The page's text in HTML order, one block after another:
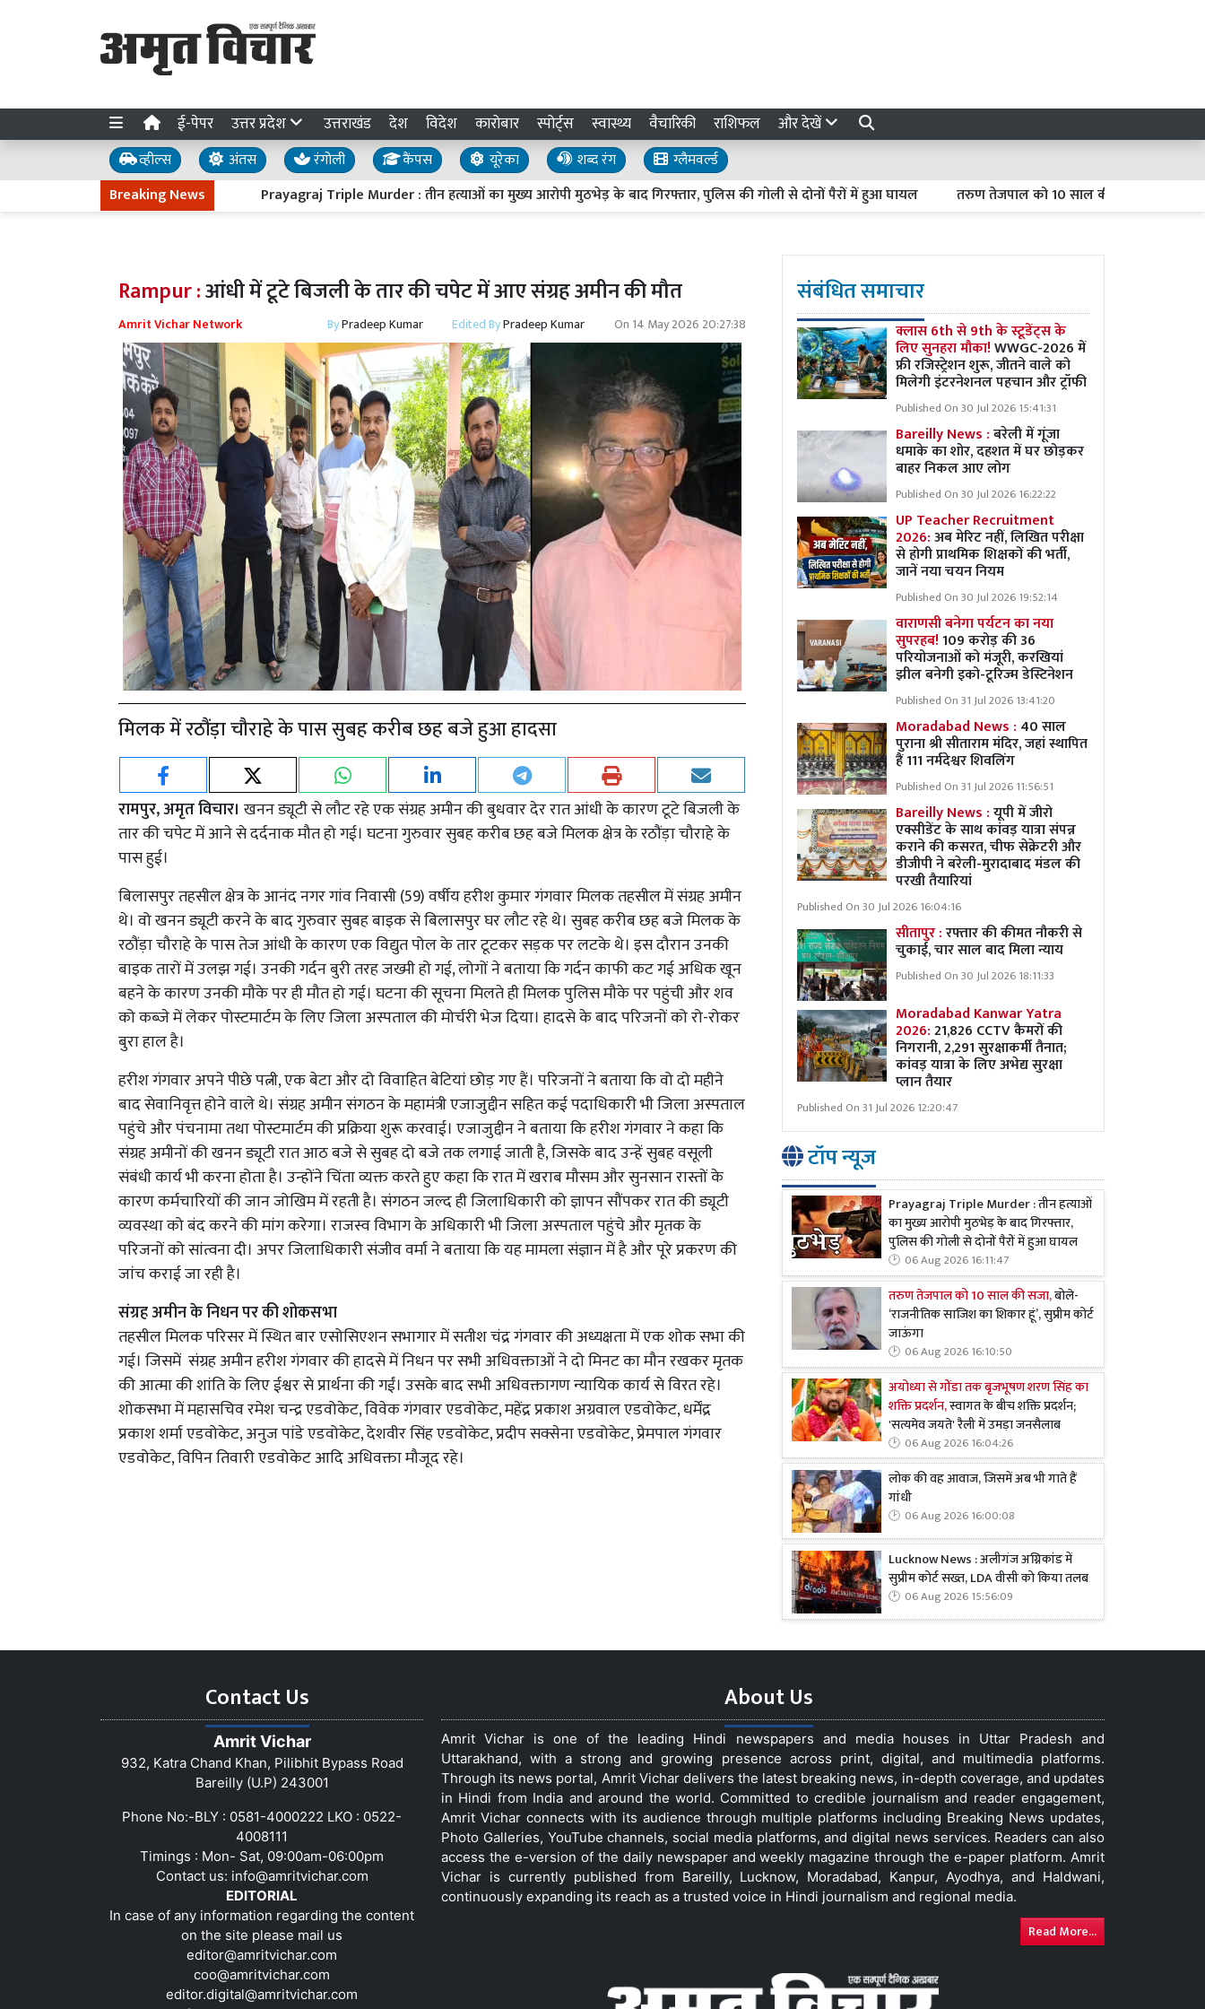
ई-पेपर उत्तर प्रदेश उत्तराखंड देश विदेश कारोबार स्पोर्ट्स स्वास्थ्य वैचारिकी राशिफल और देखें
व्हील्स अंतस रंगोली कैंपस यूरेका शब्द रंग
ग्लैमवर्ल्ड
Breaking News
Prayagraj Triple Murder : तीन हत्याओं का मुख्य आरोपी मुठभेड़ के बाद गिरफ्तार, पुलिस की गोली से दोनों पैरों में हुआ घायल तरुण तेजपाल को 10 साल की सजा, बोले- ‘राजनीतिक
Rampur :आंधी में टूटे बिजली के तार की चपेट में आए संग्रह अमीन की मौत
Amrit Vichar Network ByPradeep Kumar Edited ByPradeep Kumar On 14 May 2026 20:27:38
मिलक में रठौंड़ा चौराहे के पास सुबह करीब छह बजे हुआ हादसा
रामपुर, अमृत विचार। खनन ड्यूटी से लौट रहे एक संग्रह अमीन की बुधवार देर रात आंधी के कारण टूटे बिजली के
तार की चपेट में आने से दर्दनाक मौत हो गई। घटना गुरुवार सुबह करीब छह बजे मिलक क्षेत्र के रठौंड़ा चौराहे के
पास हुई।
बिलासपुर तहसील क्षेत्र के आनंद नगर गांव निवासी (59) वर्षीय हरीश कुमार गंगवार मिलक तहसील में संग्रह अमीन
थे। वो खनन ड्यूटी करने के बाद गुरुवार सुबह बाइक से बिलासपुर घर लौट रहे थे। सुबह करीब छह बजे मिलक के
रठौंड़ा चौराहे के पास तेज आंधी के कारण एक विद्युत पोल के तार टूटकर सड़क पर लटके थे। इस दौरान उनकी
बाइक तारों में उलझ गई। उनकी गर्दन बुरी तरह जख्मी हो गई, लोगों ने बताया कि गर्दन काफी कट गई अधिक खून
बहने के कारण उनकी मौके पर ही मौत हो गई। घटना की सूचना मिलते ही मिलक पुलिस मौके पर पहुंची और शव
को कब्जे में लेकर पोस्टमार्टम के लिए जिला अस्पताल की मोर्चरी भेज दिया। हादसे के बाद परिजनों को रो-रोकर
बुरा हाल है।
हरीश गंगवार अपने पीछे पत्नी, एक बेटा और दो विवाहित बेटियां छोड़ गए हैं। परिजनों ने बताया कि वो दो महीने
बाद सेवानिवृत्त होने वाले थे। संग्रह अमीन संगठन के महामंत्री एजाजुद्दीन सहित कई पदाधिकारी भी जिला अस्पताल
पहुंचे और पंचनामा तथा पोस्टमार्टम की प्रक्रिया शुरू करवाई। एजाजुद्दीन ने बताया कि हरीश गंगवार ने कहा कि
संग्रह अमीनों की खनन ड्यूटी रात आठ बजे से सुबह दो बजे तक लगाई जाती है, जिसके बाद उन्हें सुबह वसूली
संबंधी कार्य भी करना होता है। उन्होंने चिंता व्यक्त करते हुए कहा कि रात में खराब मौसम और सुनसान रास्तों के
कारण कर्मचारियों की जान जोखिम में रहती है। संगठन जल्द ही जिलाधिकारी को ज्ञापन सौंपकर रात की ड्यूटी
व्यवस्था को बंद करने की मांग करेगा। राजस्व विभाग के अधिकारी भी जिला अस्पताल पहुंचे और मृतक के
परिजनों को सांत्वना दी। अपर जिलाधिकारी संजीव वर्मा ने बताया कि यह मामला संज्ञान में है और पूरे प्रकरण की
जांच कराई जा रही है।
संग्रह अमीन के निधन पर की शोकसभा
तहसील मिलक परिसर में स्थित बार एसोसिएशन सभागार में सतीश चंद्र गंगवार की अध्यक्षता में एक शोक सभा की
गई। जिसमें संग्रह अमीन हरीश गंगवार की हादसे में निधन पर सभी अधिवक्ताओं ने दो मिनट का मौन रखकर मृतक
की आत्मा की शांति के लिए ईश्वर से प्रार्थना की गईं। उसके बाद सभी अधिवक्तागण न्यायिक कार्य से विरत रहे।
शोकसभा में महासचिव रमेश चन्द्र एडवोकेट, विवेक गंगवार एडवोकेट, महेंद्र प्रकाश अग्रवाल एडवोकेट, धर्मेंद्र
प्रकाश शर्मा एडवोकेट, अनुज पांडे एडवोकेट, देशवीर सिंह एडवोकेट, प्रदीप सक्सेना एडवोकेट, प्रेमपाल गंगवार
एडवोकेट, विपिन तिवारी एडवोकेट आदि अधिवक्ता मौजूद रहे।
संबंधित समाचार
क्लास 6th से 9th के स्टूडेंट्स के
लिए सुनहरा मौका!WWGC-2026 में
फ्री रजिस्ट्रेशन शुरू, जीतने वाले को
मिलेगी इंटरनेशनल पहचान और ट्रॉफी
Published On 30 Jul 2026 15:41:31
Bareilly News :बरेली में गूंजा
धमाके का शोर, दहशत में घर छोड़कर
बाहर निकल आए लोग
Published On 30 Jul 2026 16:22:22
UP Teacher Recruitment
2026:अब मेरिट नहीं, लिखित परीक्षा
से होगी प्राथमिक शिक्षकों की भर्ती,
जानें नया चयन नियम
Published On 30 Jul 2026 19:52:14
वाराणसी बनेगा पर्यटन का नया
सुपरहब!109 करोड़ की 36
परियोजनाओं को मंजूरी, करखियां
झील बनेगी इको-टूरिज्म डेस्टिनेशन
Published On 31 Jul 2026 13:41:20
Moradabad News : 40 साल
पुराना श्री सीताराम मंदिर, जहां स्थापित
हैं 111 नर्मदेश्वर शिवलिंग
Published On 31 Jul 2026 11:56:51
Bareilly News :यूपी में जीरो
एक्सीडेंट के साथ कांवड़ यात्रा संपन्न
कराने की कसरत, चीफ सेक्रेटरी और
डीजीपी ने बरेली-मुरादाबाद मंडल की
परखी तैयारियां
Published On 30 Jul 2026 16:04:16
सीतापुर :रफ्तार की कीमत नौकरी से
चुकाई, चार साल बाद मिला न्याय
Published On 30 Jul 2026 18:11:33
Moradabad Kanwar Yatra
2026:21,826 CCTV कैमरों की
निगरानी, 2,291 सुरक्षाकर्मी तैनात;
कांवड़ यात्रा के लिए अभेद्य सुरक्षा
प्लान तैयार
Published On 31 Jul 2026 12:20:47
टॉप न्यूज
Prayagraj Triple Murder : तीन हत्याओं
का मुख्य आरोपी मुठभेड़ के बाद गिरफ्तार,
पुलिस की गोली से दोनों पैरों में हुआ घायल
06 Aug 2026 16:11:47
तरुण तेजपाल को 10 साल की सजा,बोले-
‘राजनीतिक साजिश का शिकार हूं’, सुप्रीम कोर्ट
जाऊंगा
06 Aug 2026 16:10:50
अयोध्या से गोंडा तक बृजभूषण शरण सिंह का
शक्ति प्रदर्शन,स्वागत के बीच शक्ति प्रदर्शन;
'सत्यमेव जयते' रैली में उमड़ा जनसैलाब
06 Aug 2026 16:04:26
लोक की वह आवाज, जिसमें अब भी गाते हैं
गांधी
06 Aug 2026 16:00:08
Lucknow News : अलीगंज अग्निकांड में
सुप्रीम कोर्ट सख्त, LDA वीसी को किया तलब
06 Aug 2026 15:56:09
Contact Us
Amrit Vichar
932, Katra Chand Khan, Pilibhit Bypass Road
Bareilly (U.P) 243001
Phone No:-BLY : 0581-4000222 LKO : 0522-
4008111
Timings : Mon- Sat, 09:00am-06:00pm
Contact us: info@amritvichar.com
EDITORIAL
In case of any information regarding the content
on the site please mail us
editor@amritvichar.com
coo@amritvichar.com
editor.digital@amritvichar.com
About Us
Amrit Vichar is one of the leading Hindi newspapers and media houses in Uttar Pradesh and
Uttarakhand, with a strong and growing presence across print, digital, and multimedia platforms.
Through its news portal, Amrit Vichar delivers the latest breaking news, in-depth coverage, and updates
in Hindi from India and around the world. Committed to credible journalism and reader engagement,
Amrit Vichar connects with its audience through multiple platforms including Breaking News updates,
Photo Galleries, YouTube channels, social media platforms, and digital news services. Readers can also
access the e-version of the daily newspaper and weekly magazine through the e-paper platform. Amrit
Vichar is currently published from Bareilly, Lucknow, Moradabad, Kanpur, Ayodhya, and Haldwani,
continuously expanding its reach as a trusted voice in Hindi journalism and regional media.
Read More...